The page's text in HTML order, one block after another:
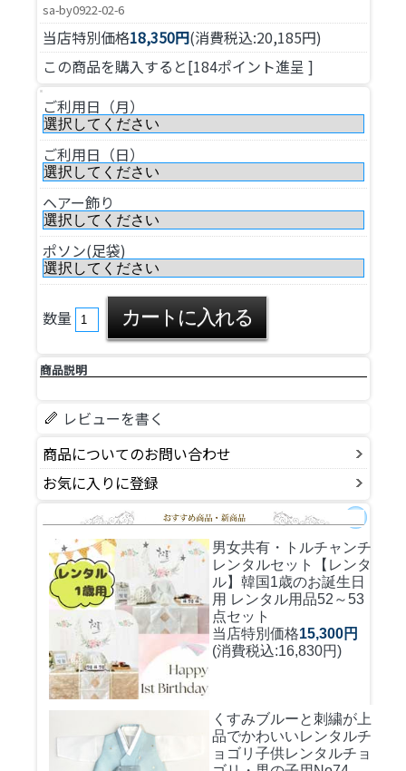
sa-by0922-02-6
当店特別価格18,350円(消費税込:20,185円)
この商品を購入すると[184ポイント進呈 ]
ご利用日（月）
ご利用日（日）
ヘアー飾り
ポソン(足袋)
数量
商品説明
レビューを書く
商品についてのお問い合わせ
お気に入りに登録
男女共有・トルチャンチ
レンタルセット
【レンタ
ル】韓国1歳のお誕生日
用 レンタル用品52～53
点セット
当店特別価格15,300円
(消費税込:16,830円)
くすみブルーと刺繍が上
品でかわいいレンタルチ
ョゴリ 子供レンタルチョ